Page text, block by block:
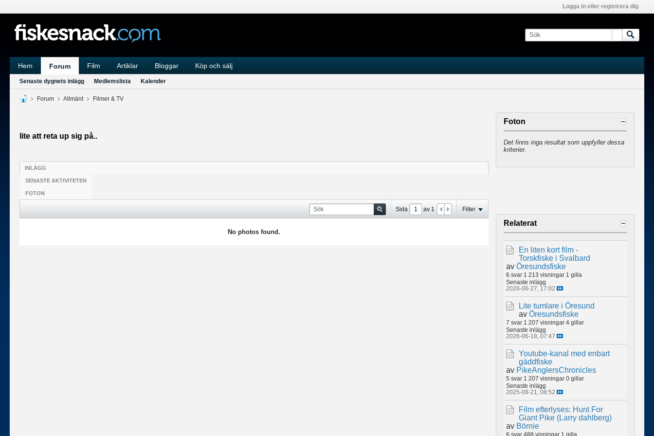
Logga in eller registrera dig
Hem Forum Film Artiklar Bloggar Köp och sälj
Senaste dygnets inlägg Medlemslista Kalender
Forum Allmänt Filmer & TV
lite att reta up sig på..
INLÄGG
SENASTE AKTIVITETEN
FOTON
Sida av 1 Filter
No photos found.
Foton
Det finns inga resultat som uppfyller dessa
kriterier.
Relaterat
En liten kort film -
Torskfiske i Svalbard
av Öresundsfiske
6 svar 1 213 visningar 1 gilla
Senaste inlägg
2026-06-27, 17:02
Lite tumlare i Öresund
av Öresundsfiske
7 svar 1 207 visningar 4 gillar
Senaste inlägg
2026-06-18, 07:47
Youtube-kanal med enbart
gäddfiske
av PikeAnglersChronicles
5 svar 1 207 visningar 0 gillar
Senaste inlägg
2025-08-21, 08:52
Film efterlyses: Hunt For
Giant Pike (Larry dahlberg)
av Börnie
6 svar 488 visningar 1 gilla